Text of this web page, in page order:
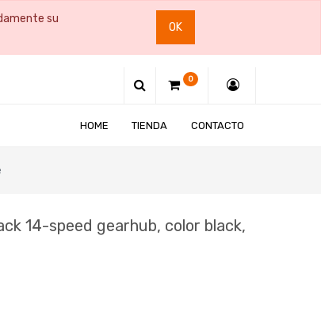
su
OK
0
HOME TIENDA CONTACTO
14-speed gearhub, color black,